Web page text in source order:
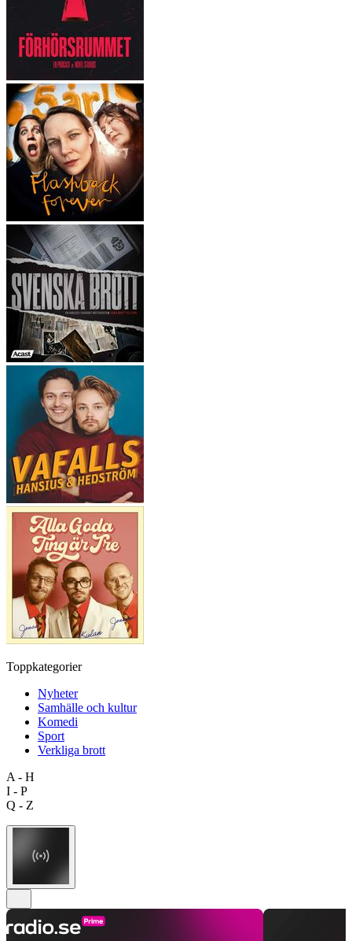
Toppkategorier
Nyheter
Samhälle och kultur
Komedi
Sport
Verkliga brott
A - H
I - P
Q - Z